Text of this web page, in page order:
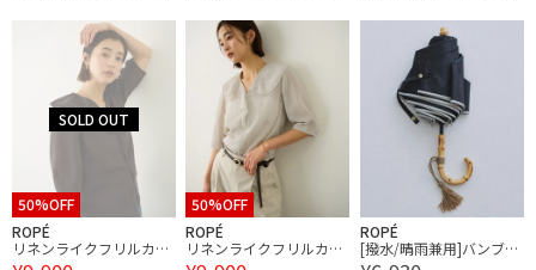
50%OFF
ROPÉ
リネンライクフリルカラ
50%OFF
ROPÉ
リネンライクフリルカラ
ROPÉ
[撥水/晴雨兼用]バンブー